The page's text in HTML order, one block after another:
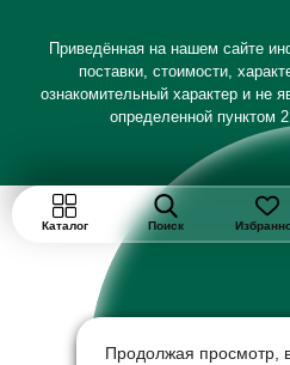
Приведённая на нашем сайте
поставки, стоимости,
ознакомительный характер и не
определенной пунктом
Каталог Поиск
Продолжая просмотр,